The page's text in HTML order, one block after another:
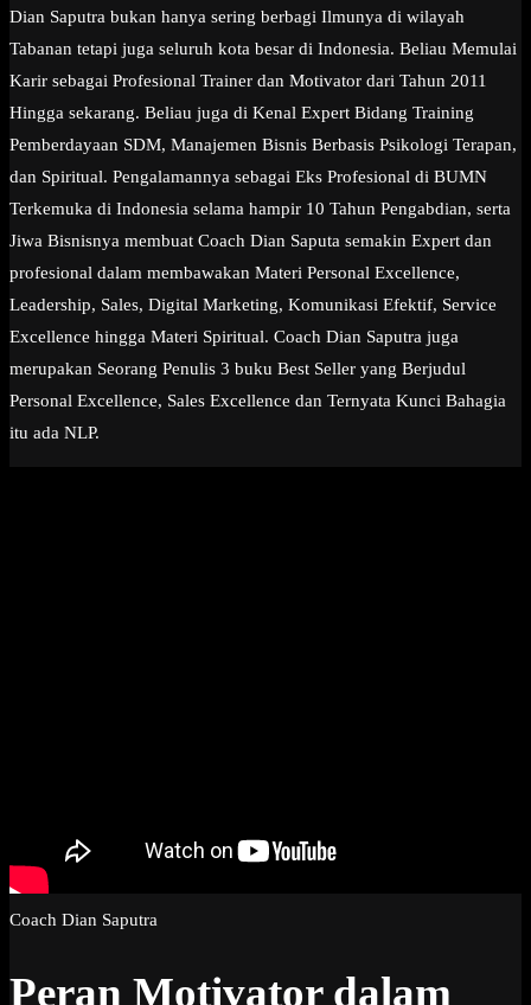
Dian Saputra bukan hanya sering berbagi Ilmunya di wilayah
Tabanan tetapi juga seluruh kota besar di Indonesia. Beliau Memulai
Karir sebagai Profesional Trainer dan Motivator dari Tahun 2011
Hingga sekarang. Beliau juga di Kenal Expert Bidang Training
Pemberdayaan SDM, Manajemen Bisnis Berbasis Psikologi Terapan,
dan Spiritual. Pengalamannya sebagai Eks Profesional di BUMN
Terkemuka di Indonesia selama hampir 10 Tahun Pengabdian, serta
Jiwa Bisnisnya membuat Coach Dian Saputa semakin Expert dan
profesional dalam membawakan Materi Personal Excellence,
Leadership, Sales, Digital Marketing, Komunikasi Efektif, Service
Excellence hingga Materi Spiritual. Coach Dian Saputra juga
merupakan Seorang Penulis 3 buku Best Seller yang Berjudul
Personal Excellence, Sales Excellence dan Ternyata Kunci Bahagia
itu ada NLP.
Coach Dian Saputra
Peran Motivator dalam